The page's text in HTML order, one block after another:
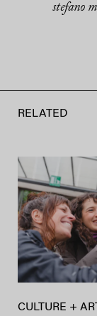
stefano
RELATED
CULTURE +